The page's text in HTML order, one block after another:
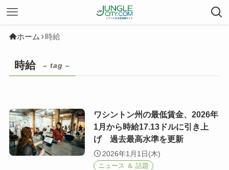
ホーム 時給
時給 – tag –
ワシントン州の最低賃金、2026年
1月から時給17.13ドルに引き上
げ 過去最高水準を更新
2026年1月1日(木)
ニュース ＆ 話題